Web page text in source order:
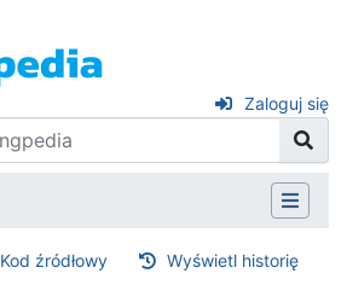
Zaloguj się
Kod źródłowy Wyświetl historię